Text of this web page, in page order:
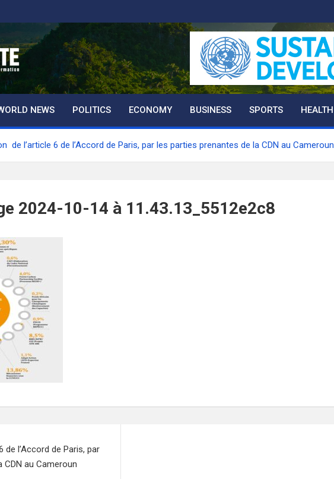
NEWS POLITICS ECONOMY BUSINESS SPORTS HEALTH
de l’article 6 de l’Accord de Paris, par les parties prenantes de la CDN au Cameroun
2024-10-14 à 11.43.13_5512e2c8
l’Accord de Paris, par
au Cameroun